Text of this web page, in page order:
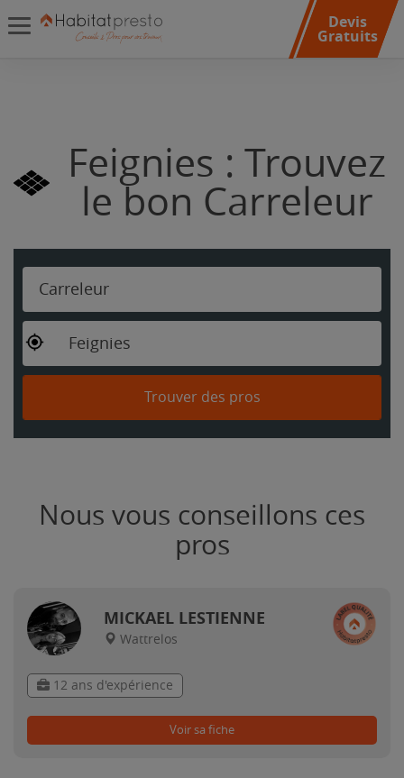
Devis
Gratuits
Feignies : Trouvez
le bon Carreleur
Carreleur
Feignies
Trouver des pros
Nous vous conseillons ces
pros
MICKAEL LESTIENNE
Wattrelos
12 ans d'expérience
Voir sa fiche